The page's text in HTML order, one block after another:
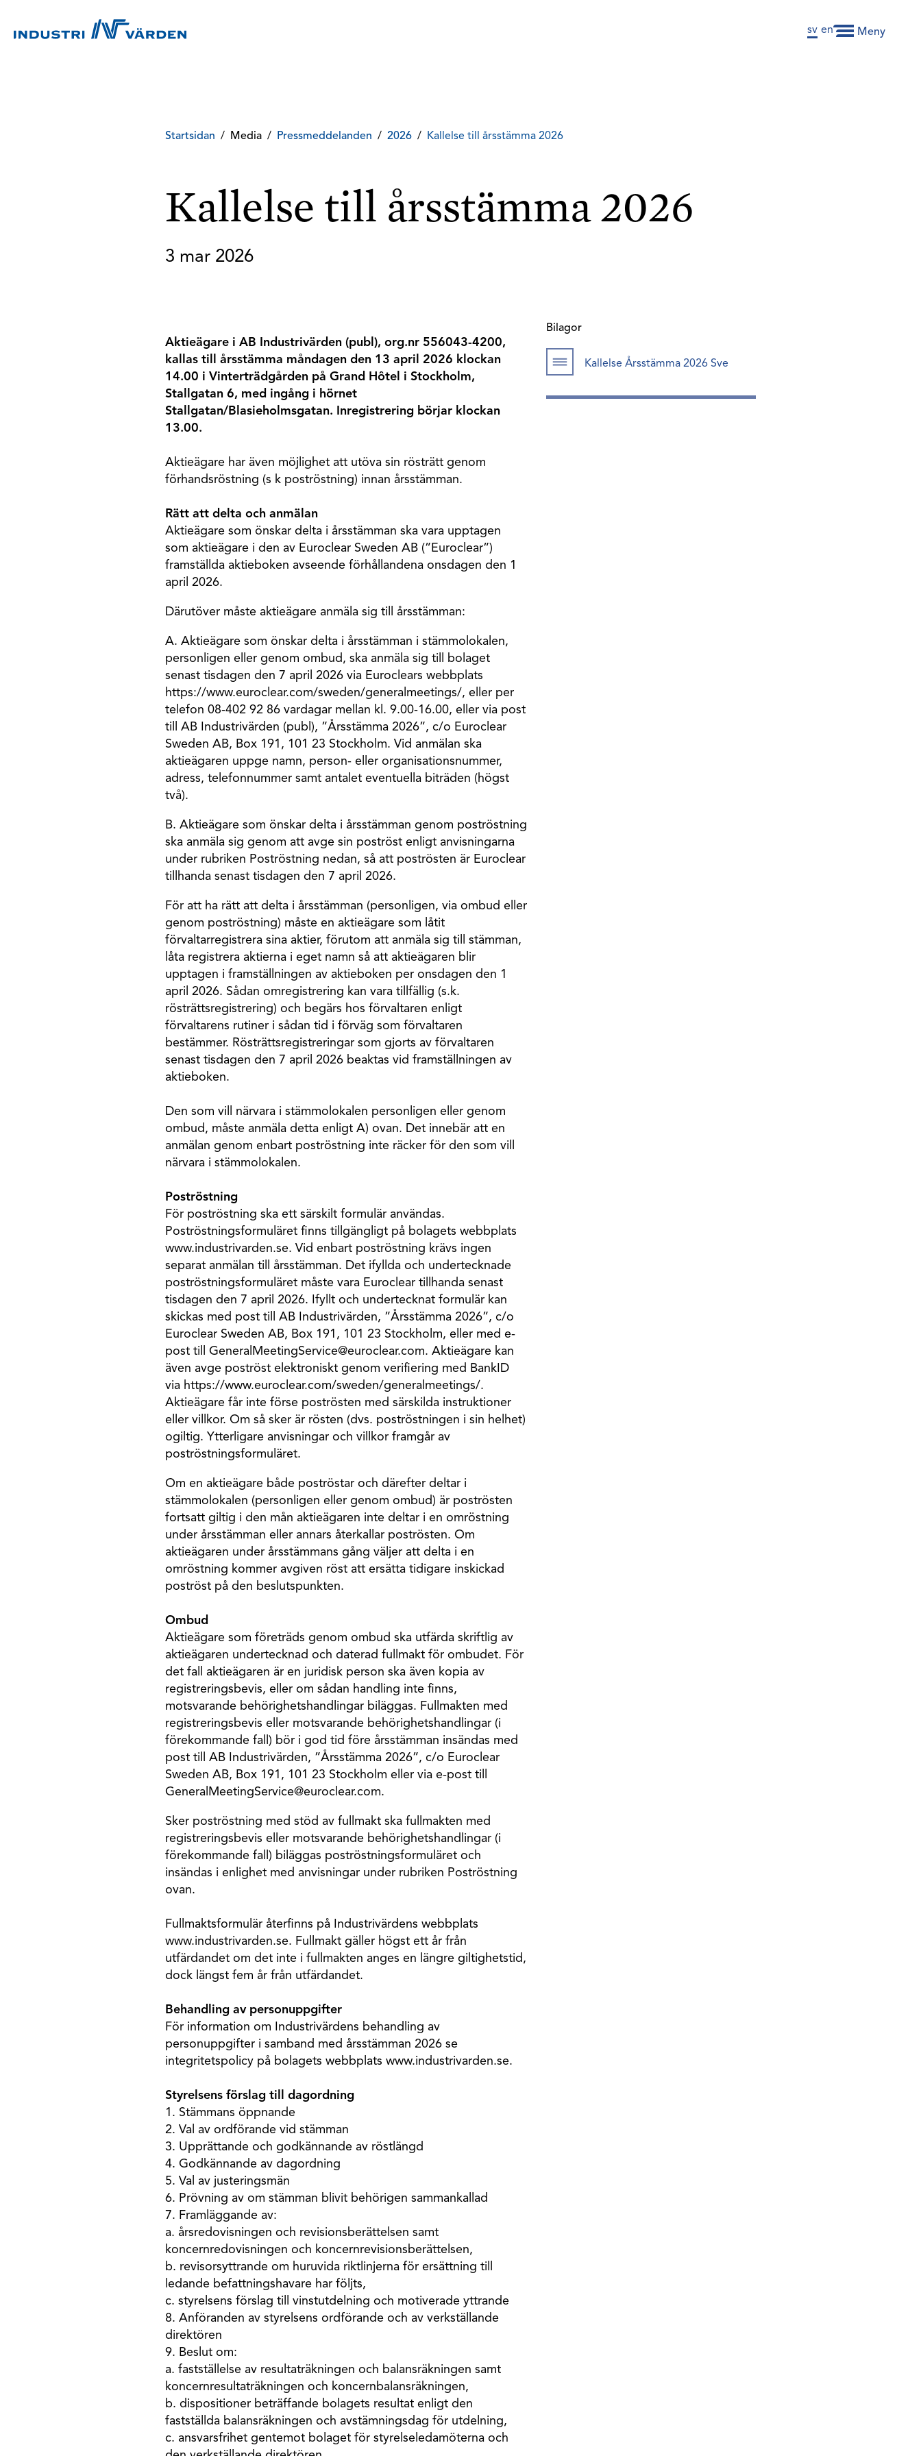
sv en Meny
Startsidan / Media / Pressmeddelanden / 2026 / Kallelse till årsstämma 2026
Kallelse till årsstämma 2026
3 mar 2026
Aktieägare i AB Industrivärden (publ), org.nr 556043-4200,
kallas till årsstämma måndagen den 13 april 2026 klockan
14.00 i Vinterträdgården på Grand Hôtel i Stockholm,
Stallgatan 6, med ingång i hörnet
Stallgatan/Blasieholmsgatan. Inregistrering börjar klockan
13.00.
Aktieägare har även möjlighet att utöva sin rösträtt genom
förhandsröstning (s k poströstning) innan årsstämman.
Rätt att delta och anmälan
Aktieägare som önskar delta i årsstämman ska vara upptagen
som aktieägare i den av Euroclear Sweden AB (”Euroclear”)
framställda aktieboken avseende förhållandena onsdagen den 1
april 2026.
Därutöver måste aktieägare anmäla sig till årsstämman:
A. Aktieägare som önskar delta i årsstämman i stämmolokalen,
personligen eller genom ombud, ska anmäla sig till bolaget
senast tisdagen den 7 april 2026 via Euroclears webbplats
https://www.euroclear.com/sweden/generalmeetings/, eller per
telefon 08-402 92 86 vardagar mellan kl. 9.00-16.00, eller via post
till AB Industrivärden (publ), ”Årsstämma 2026”, c/o Euroclear
Sweden AB, Box 191, 101 23 Stockholm. Vid anmälan ska
aktieägaren uppge namn, person- eller organisationsnummer,
adress, telefonnummer samt antalet eventuella biträden (högst
två).
B. Aktieägare som önskar delta i årsstämman genom poströstning
ska anmäla sig genom att avge sin poströst enligt anvisningarna
under rubriken Poströstning nedan, så att poströsten är Euroclear
tillhanda senast tisdagen den 7 april 2026.
För att ha rätt att delta i årsstämman (personligen, via ombud eller
genom poströstning) måste en aktieägare som låtit
förvaltarregistrera sina aktier, förutom att anmäla sig till stämman,
låta registrera aktierna i eget namn så att aktieägaren blir
upptagen i framställningen av aktieboken per onsdagen den 1
april 2026. Sådan omregistrering kan vara tillfällig (s.k.
rösträttsregistrering) och begärs hos förvaltaren enligt
förvaltarens rutiner i sådan tid i förväg som förvaltaren
bestämmer. Rösträttsregistreringar som gjorts av förvaltaren
senast tisdagen den 7 april 2026 beaktas vid framställningen av
aktieboken.
Den som vill närvara i stämmolokalen personligen eller genom
ombud, måste anmäla detta enligt A) ovan. Det innebär att en
anmälan genom enbart poströstning inte räcker för den som vill
närvara i stämmolokalen.
Poströstning
För poströstning ska ett särskilt formulär användas.
Poströstningsformuläret finns tillgängligt på bolagets webbplats
www.industrivarden.se. Vid enbart poströstning krävs ingen
separat anmälan till årsstämman. Det ifyllda och undertecknade
poströstningsformuläret måste vara Euroclear tillhanda senast
tisdagen den 7 april 2026. Ifyllt och undertecknat formulär kan
skickas med post till AB Industrivärden, ”Årsstämma 2026”, c/o
Euroclear Sweden AB, Box 191, 101 23 Stockholm, eller med e-
post till GeneralMeetingService@euroclear.com. Aktieägare kan
även avge poströst elektroniskt genom verifiering med BankID
via https://www.euroclear.com/sweden/generalmeetings/.
Aktieägare får inte förse poströsten med särskilda instruktioner
eller villkor. Om så sker är rösten (dvs. poströstningen i sin helhet)
ogiltig. Ytterligare anvisningar och villkor framgår av
poströstningsformuläret.
Om en aktieägare både poströstar och därefter deltar i
stämmolokalen (personligen eller genom ombud) är poströsten
fortsatt giltig i den mån aktieägaren inte deltar i en omröstning
under årsstämman eller annars återkallar poströsten. Om
aktieägaren under årsstämmans gång väljer att delta i en
omröstning kommer avgiven röst att ersätta tidigare inskickad
poströst på den beslutspunkten.
Ombud
Aktieägare som företräds genom ombud ska utfärda skriftlig av
aktieägaren undertecknad och daterad fullmakt för ombudet. För
det fall aktieägaren är en juridisk person ska även kopia av
registreringsbevis, eller om sådan handling inte finns,
motsvarande behörighetshandlingar biläggas. Fullmakten med
registreringsbevis eller motsvarande behörighetshandlingar (i
förekommande fall) bör i god tid före årsstämman insändas med
post till AB Industrivärden, ”Årsstämma 2026”, c/o Euroclear
Sweden AB, Box 191, 101 23 Stockholm eller via e-post till
GeneralMeetingService@euroclear.com.
Sker poströstning med stöd av fullmakt ska fullmakten med
registreringsbevis eller motsvarande behörighetshandlingar (i
förekommande fall) biläggas poströstningsformuläret och
insändas i enlighet med anvisningar under rubriken Poströstning
ovan.
Fullmaktsformulär återfinns på Industrivärdens webbplats
www.industrivarden.se. Fullmakt gäller högst ett år från
utfärdandet om det inte i fullmakten anges en längre giltighetstid,
dock längst fem år från utfärdandet.
Behandling av personuppgifter
För information om Industrivärdens behandling av
personuppgifter i samband med årsstämman 2026 se
integritetspolicy på bolagets webbplats www.industrivarden.se.
Styrelsens förslag till dagordning
1. Stämmans öppnande
2. Val av ordförande vid stämman
3. Upprättande och godkännande av röstlängd
4. Godkännande av dagordning
5. Val av justeringsmän
6. Prövning av om stämman blivit behörigen sammankallad
7. Framläggande av:
a. årsredovisningen och revisionsberättelsen samt
koncernredovisningen och koncernrevisionsberättelsen,
b. revisorsyttrande om huruvida riktlinjerna för ersättning till
ledande befattningshavare har följts,
c. styrelsens förslag till vinstutdelning och motiverade yttrande
8. Anföranden av styrelsens ordförande och av verkställande
direktören
9. Beslut om:
a. fastställelse av resultaträkningen och balansräkningen samt
koncernresultaträkningen och koncernbalansräkningen,
b. dispositioner beträffande bolagets resultat enligt den
fastställda balansräkningen och avstämningsdag för utdelning,
c. ansvarsfrihet gentemot bolaget för styrelseledamöterna och
Bilagor
Kallelse Årsstämma 2026 Sve